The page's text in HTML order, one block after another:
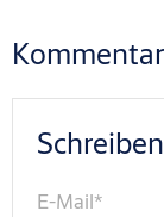
E-Mail*